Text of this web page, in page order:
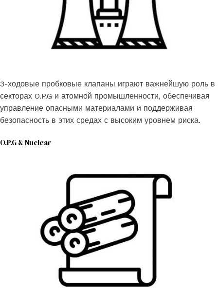
3-ходовые пробковые клапаны играют важнейшую роль в
секторах O.P.G и атомной промышленности, обеспечивая
управление опасными материалами и поддерживая
безопасность в этих средах с высоким уровнем риска.
O.P.G & Nuclear